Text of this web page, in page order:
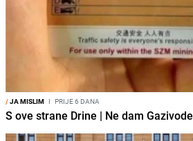
/JA MISLIM I PRIJE 6 DANA
S ove strane Drine | Ne dam Gazivode